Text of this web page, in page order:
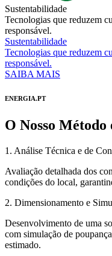
Sustentabilidade
Tecnologias que reduzem
responsável.
Sustentabilidade
Tecnologias que reduzem
responsável.
SAIBA MAIS
ENERGIA.PT
O Nosso Método
1. Análise Técnica e de
Avaliação detalhada dos
condições do local,
2. Dimensionamento e
Desenvolvimento de uma
com simulação de
estimado.